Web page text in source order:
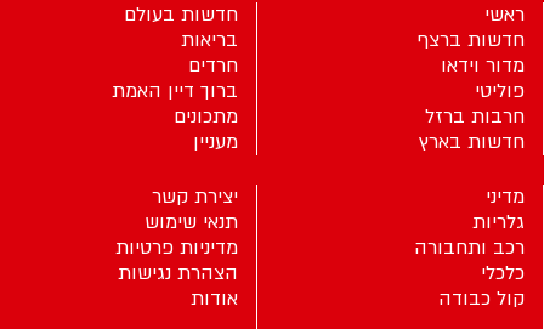
ראשי
חדשות ברצף
מדור וידאו
פוליטי
חרבות ברזל
חדשות בארץ
חדשות בעולם
בריאות
חרדים
ברוך דיין האמת
מתכונים
מעניין
מדיני
גלריות
רכב ותחבורה
כלכלי
קול כבודה
יצירת קשר
תנאי שימוש
מדיניות פרטיות
הצהרת נגישות
אודות